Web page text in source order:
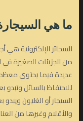
ما هي
السجائر الإلكترونية هي
من الجزيئات الصغيرة في
عديدة فيما يحتوي
للاحتفاظ بالسائل وتبدو
والأقلام وغيرها من